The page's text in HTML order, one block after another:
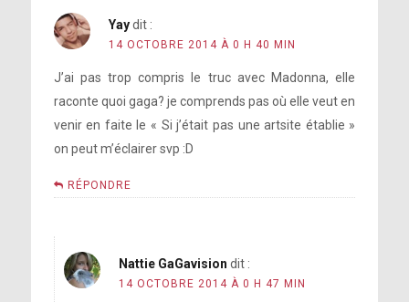
Yay dit :
14 OCTOBRE 2014 À 0 H 40 MIN
J’ai pas trop compris le truc avec Madonna, elle
raconte quoi gaga? je comprends pas où elle veut en
venir en faite le « Si j’était pas une artsite établie »
on peut m’éclairer svp :D
RÉPONDRE
Nattie GaGavision dit :
14 OCTOBRE 2014 À 0 H 47 MIN